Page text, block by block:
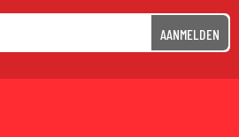
AANMELDEN